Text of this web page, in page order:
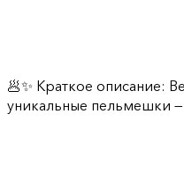
🥟✨ Краткое описание:
уникальные пельмешки